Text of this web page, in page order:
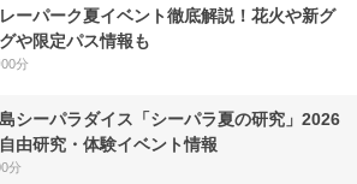
ーパーク夏イベント徹底解説！花火や新グ
や限定パス情報も
分
シーパラダイス「シーパラ夏の研究」2026
由研究・体験イベント情報
分